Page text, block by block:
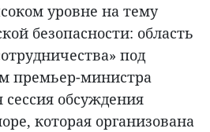
уровне на тему
безопасности: область
под
премьер-министра
обсуждения
которая организована